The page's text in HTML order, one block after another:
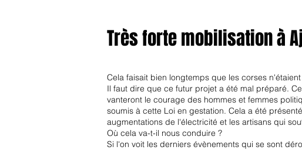
Très forte mobilisation à
Cela faisait bien longtemps que les corses
Il faut dire que ce futur projet a été mal préparé.
vanteront le courage des hommes et femmes
soumis à cette Loi en gestation. Cela a été
augmentations de l'électricité et les artisans qui
Où cela va-t-il nous conduire ?
Si l'on voit les derniers évènements qui se sont